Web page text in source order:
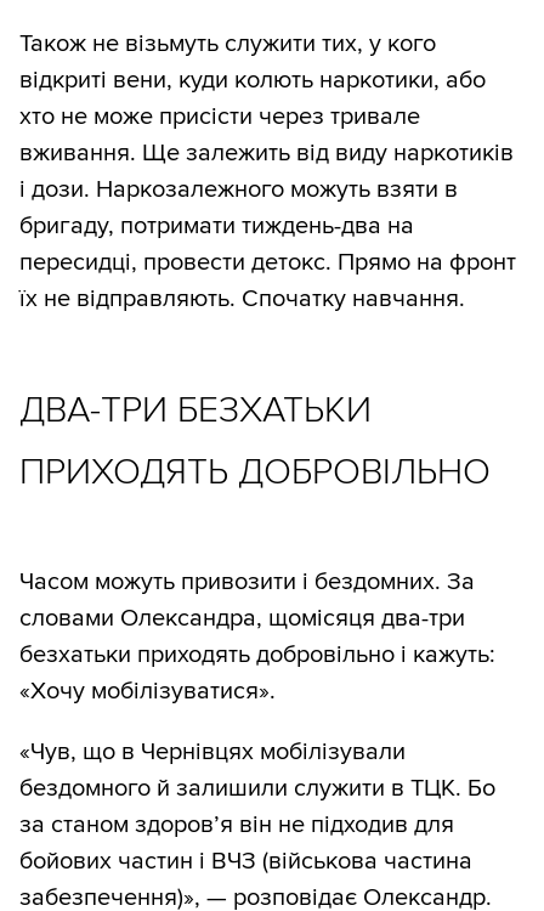
Також не візьмуть служити тих, у кого
відкриті вени, куди колють наркотики, або
хто не може присісти через тривале
вживання. Ще залежить від виду наркотиків
і дози. Наркозалежного можуть взяти в
бригаду, потримати тиждень-два на
пересидці, провести детокс. Прямо на фронт
їх не відправляють. Спочатку навчання.
ДВА-ТРИ БЕЗХАТЬКИ
ПРИХОДЯТЬ ДОБРОВІЛЬНО
Часом можуть привозити і бездомних. За
словами Олександра, щомісяця два-три
безхатьки приходять добровільно і кажуть:
«Хочу мобілізуватися».
«Чув, що в Чернівцях мобілізували
бездомного й залишили служити в ТЦК. Бо
за станом здоров’я він не підходив для
бойових частин і ВЧЗ (військова частина
забезпечення)», — розповідає Олександр.